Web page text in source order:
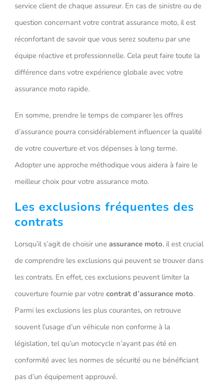
service client de chaque assureur. En cas de sinistre ou de
question concernant votre contrat assurance moto, il est
réconfortant de savoir que vous serez soutenu par une
équipe réactive et professionnelle. Cela peut faire toute la
différence dans votre expérience globale avec votre
assurance moto rapide.
En somme, prendre le temps de comparer les offres
d’assurance pourra considérablement influencer la qualité
de votre couverture et vos dépenses à long terme.
Adopter une approche méthodique vous aidera à faire le
meilleur choix pour votre assurance moto.
Les exclusions fréquentes des
contrats
Lorsqu’il s’agit de choisir une assurance moto, il est crucial
de comprendre les exclusions qui peuvent se trouver dans
les contrats. En effet, ces exclusions peuvent limiter la
couverture fournie par votre contrat d’assurance moto.
Parmi les exclusions les plus courantes, on retrouve
souvent l’usage d’un véhicule non conforme à la
législation, tel qu’un motocycle n’ayant pas été en
conformité avec les normes de sécurité ou ne bénéficiant
pas d’un équipement approuvé.